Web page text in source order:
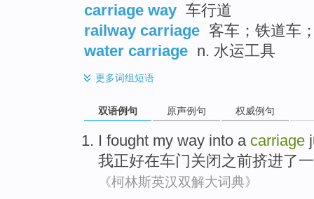
carriage way 车行道
railway carriage 客车；铁道车
water carriage n. 水运工具
更多词组短语
双语例句 原声例句 权威例句
I fought my way into a carriage
我正好在车门关闭之前挤进了一
《柯林斯英汉双解大词典》